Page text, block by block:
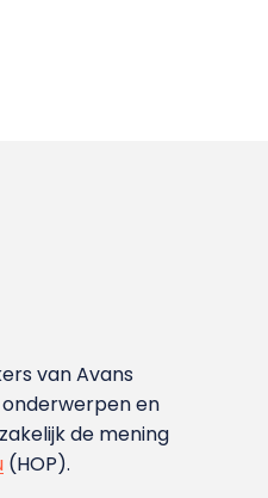
van Avans
en
de mening
(HOP).